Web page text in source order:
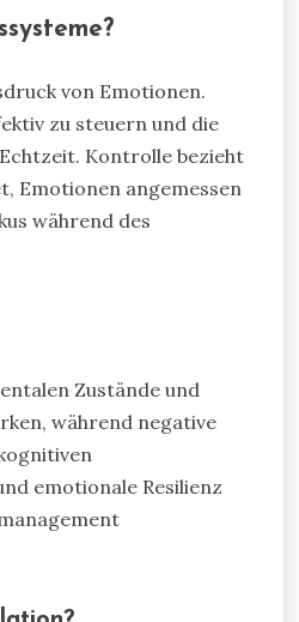
von Emotionen.
zu steuern und die
Kontrolle bezieht
Emotionen angemessen
während des
Zustände und
während negative
emotionale Resilienz